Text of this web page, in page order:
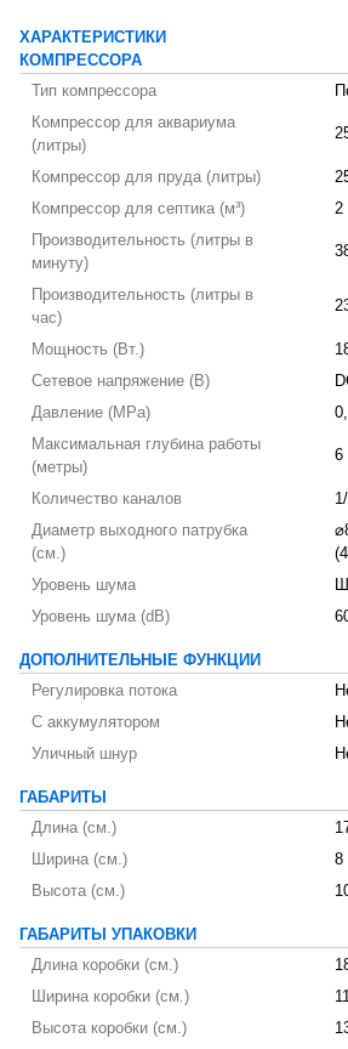
ХАРАКТЕРИСТИКИ
КОМПРЕССОРА
Тип компрессора
Компрессор для аквариума
(литры)
Компрессор для пруда (литры)
Компрессор для септика (м³)
2
Производительность (литры в
минуту)
Производительность (литры в
час)
Мощность (Вт.)
Сетевое напряжение (В)
Давление (MPa)
Максимальная глубина работы
(метры)
6
Количество каналов
Диаметр выходного патрубка
(см.)
Уровень шума
Уровень шума (dB)
ДОПОЛНИТЕЛЬНЫЕ ФУНКЦИИ
Регулировка потока
С аккумулятором
Уличный шнур
ГАБАРИТЫ
Длина (см.)
Ширина (см.)
8
Высота (см.)
ГАБАРИТЫ УПАКОВКИ
Длина коробки (см.)
Ширина коробки (см.)
Высота коробки (см.)